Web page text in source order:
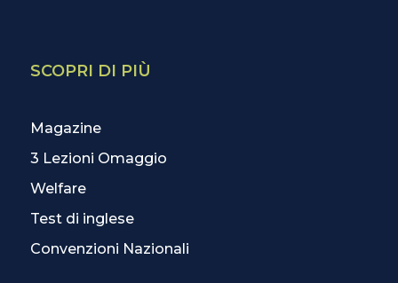
SCOPRI DI PIÙ
Magazine
3 Lezioni Omaggio
Welfare
Test di inglese
Convenzioni Nazionali